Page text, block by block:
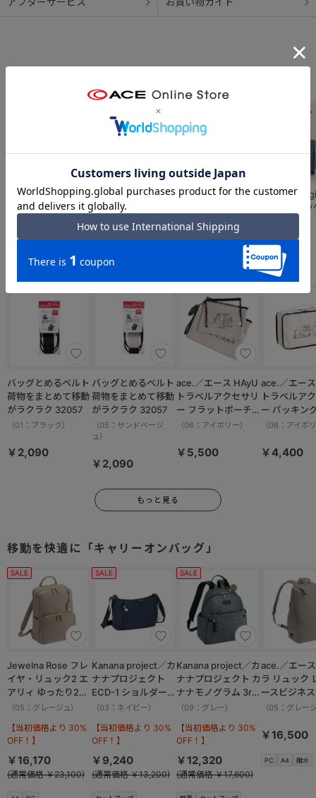
BRIC'S／ブリック
ス BELLAGIO3 ベ
ラージオ3 スーツ
BRIC'S／ブリック
ス BELLAGIO3 ベ
ラージオ3 スーツ
BBG38303
￥121,000
BRIC'S／ブリック
ラージオ3 スーツ
ケース 96/103L
￥126,500
W&.Day/
オラ スー
合わせて揃えたい「小物アイテム」
バッグとめるベルト
荷物をまとめて移動
がラクラク 32057
（01：ブラック）
￥2,090
バッグとめるベルト
荷物をまとめて移動
がラクラク 32057
（05：サンドベージ
ュ）
￥2,090
ace.／エース HAyU
トラベルアクセサリ
ー フラットポーチセ
ット 17825
（06：アイボリー）
￥5,500
ace.／エース
トラベルア
ー パッキン
M 17822
（06：アイボ
￥4,400
もっと見る
移動を快適に「キャリーオンバッグ」
SALE
Jewelna Rose フレ
イヤ・リュック2 エ
アリィ ゆったり2ル
ーム 16262
（05：グレージュ）
【当初価格より 30%
OFF！】
￥16,170
(通常価格 ￥23,100)
SALE
Kanana project／カ
ナナプロジェクト
ECD-1 ショルダーバ
ッグ 横 19083
（03：ネイビー）
【当初価格より 30%
OFF！】
￥9,240
(通常価格 ￥13,200)
SALE
Kanana project／カ
ナナプロジェクト カ
ナナモノグラム 3rd
リュックサック
（09：グレー）
【当初価格より 30%
OFF！】
￥12,320
(通常価格 ￥17,600)
PC A4 撥水
ace.／エー
ラ リュック
ースビジネ
14.0インチ
（05：グレー
￥16,500